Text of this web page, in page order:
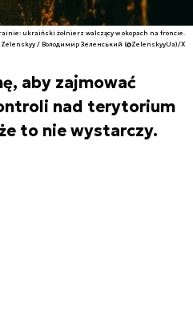
ukraiński żołnierz walczący w okopach na froncie.
Zelenskyy / Володимир Зеленський (@ZelenskyyUa)/X
aby zajmować
nad terytorium
to nie wystarczy.